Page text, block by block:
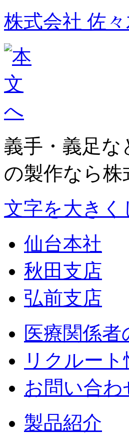
株式会社 佐
義手・義足な
の製作なら株
文字を大き
仙台本社
秋田支店
弘前支店
医療関係者
リクルート
お問い合わ
製品紹介